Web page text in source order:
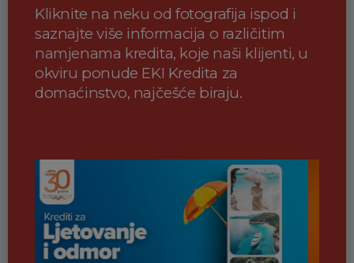
Kliknite na neku od fotografija ispod i
saznajte više informacija o različitim
namjenama kredita, koje naši klijenti, u
okviru ponude EKI Kredita za
domaćinstvo, najčešće biraju.